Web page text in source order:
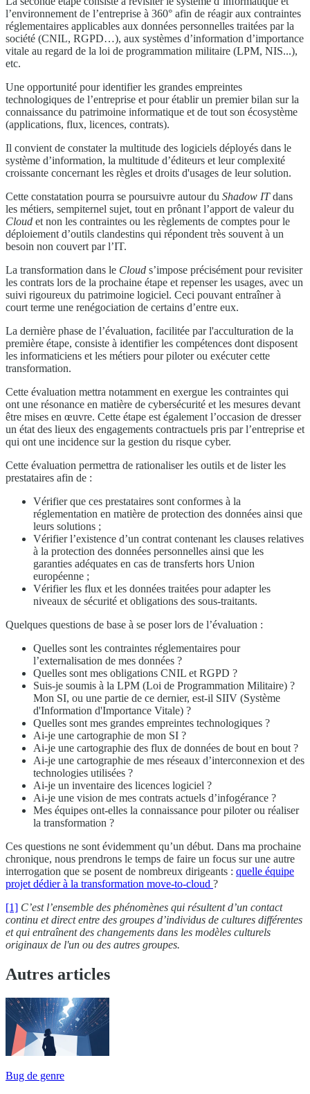
l’environnement de l’entreprise à 360° afin de réagir aux contraintes
réglementaires applicables aux données personnelles traitées par la
société (CNIL, RGPD…), aux systèmes d’information d’importance
vitale au regard de la loi de programmation militaire (LPM, NIS...),
etc.
Une opportunité pour identifier les grandes empreintes
technologiques de l’entreprise et pour établir un premier bilan sur la
connaissance du patrimoine informatique et de tout son écosystème
(applications, flux, licences, contrats).
Il convient de constater la multitude des logiciels déployés dans le
système d’information, la multitude d’éditeurs et leur complexité
croissante concernant les règles et droits d'usages de leur solution.
Cette constatation pourra se poursuivre autour du Shadow ITdans
les métiers, sempiternel sujet, tout en prônant l’apport de valeur du
Cloud et non les contraintes ou les règlements de comptes pour le
déploiement d’outils clandestins qui répondent très souvent à un
besoin non couvert par l’IT.
La transformation dans le Cloud s’impose précisément pour revisiter
les contrats lors de la prochaine étape et repenser les usages, avec un
suivi rigoureux du patrimoine logiciel. Ceci pouvant entraîner à
court terme une renégociation de certains d’entre eux.
La dernière phase de l’évaluation, facilitée par l'acculturation de la
première étape, consiste à identifier les compétences dont disposent
les informaticiens et les métiers pour piloter ou exécuter cette
transformation.
Cette évaluation mettra notamment en exergue les contraintes qui
ont une résonance en matière de cybersécurité et les mesures devant
être mises en œuvre. Cette étape est également l’occasion de dresser
un état des lieux des engagements contractuels pris par l’entreprise et
qui ont une incidence sur la gestion du risque cyber.
Cette évaluation permettra de rationaliser les outils et de lister les
prestataires afin de :
Vérifier que ces prestataires sont conformes à la
réglementation en matière de protection des données ainsi que
leurs solutions ;
Vérifier l’existence d’un contrat contenant les clauses relatives
à la protection des données personnelles ainsi que les
garanties adéquates en cas de transferts hors Union
européenne ;
Vérifier les flux et les données traitées pour adapter les
niveaux de sécurité et obligations des sous-traitants.
Quelques questions de base à se poser lors de l’évaluation :
Quelles sont les contraintes réglementaires pour
l’externalisation de mes données ?
Quelles sont mes obligations CNIL et RGPD ?
Suis-je soumis à la LPM (Loi de Programmation Militaire) ?
Mon SI, ou une partie de ce dernier, est-il SIIV (Système
d'Information d'Importance Vitale) ?
Quelles sont mes grandes empreintes technologiques ?
Ai-je une cartographie de mon SI ?
Ai-je une cartographie des flux de données de bout en bout ?
Ai-je une cartographie de mes réseaux d’interconnexion et des
technologies utilisées ?
Ai-je un inventaire des licences logiciel ?
Ai-je une vision de mes contrats actuels d’infogérance ?
Mes équipes ont-elles la connaissance pour piloter ou réaliser
la transformation ?
Ces questions ne sont évidemment qu’un début. Dans ma prochaine
chronique, nous prendrons le temps de faire un focus sur une autre
interrogation que se posent de nombreux dirigeants : quelle équipe
projet dédier à la transformation move-to-cloud ?
[1] C’est l’ensemble des phénomènes qui résultent d’un contact
continu et direct entre des groupes d’individus de cultures différentes
et qui entraînent des changements dans les modèles culturels
originaux de l'un ou des autres groupes.
Autres articles
Bug de genre